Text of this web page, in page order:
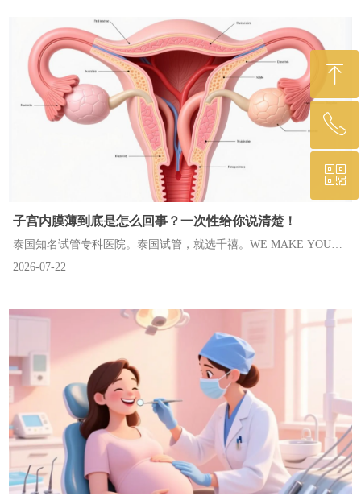
子宫内膜薄到底是怎么回事？一次性给你说清楚！
泰国知名试管专科医院。泰国试管，就选千禧。WE MAKE YOUR
DREAMS COME TRUE.
2026-07-22
ꁸ
回到顶部
ꂅ
(0066)-2-233-7547
ꀥ
ꁸ
回到顶部
ꂅ
(0066)-2-233-7547
ꀥ